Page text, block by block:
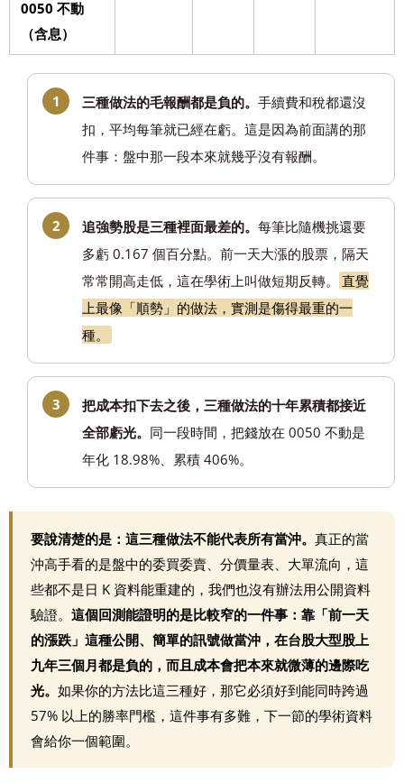
0050 不動
（含息）
三種做法的毛報酬都是負的。 手續費和稅都還沒
扣，平均每筆就已經在虧。這是因為前面講的那
件事：盤中那一段本來就幾乎沒有報酬。
追強勢股是三種裡面最差的。 每筆比隨機挑還要
多虧 0.167 個百分點。前一天大漲的股票，隔天
常常開高走低，這在學術上叫做短期反轉。
直覺
上最像「順勢」的做法，實測是傷得最重的一
種。
把成本扣下去之後，三種做法的十年累積都接近
全部虧光。 同一段時間，把錢放在 0050 不動是
年化 18.98%、累積 406%。
要說清楚的是：這三種做法不能代表所有當沖。 真正的當
沖高手看的是盤中的委買委賣、分價量表、大單流向，這
些都不是日 K 資料能重建的，我們也沒有辦法用公開資料
驗證。 這個回測能證明的是比較窄的一件事：靠「前一天
的漲跌」這種公開、簡單的訊號做當沖，在台股大型股上
九年三個月都是負的，而且成本會把本來就微薄的邊際吃
光。 如果你的方法比這三種好，那它必須好到能同時跨過
57% 以上的勝率門檻，這件事有多難，下一節的學術資料
會給你一個範圍。